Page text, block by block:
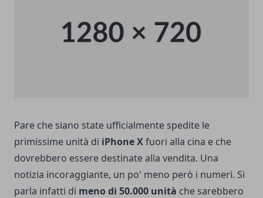
Pare che siano state ufficialmente spedite le
primissime unità di iPhone Xfuori alla cina e che
dovrebbero essere destinate alla vendita. Una
notizia incoraggiante, un po' meno però i numeri. Si
parla infatti di meno di 50.000 unità che sarebbero